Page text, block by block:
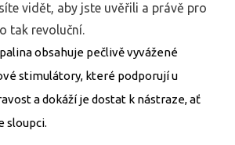
vidět, aby jste uvěřili a právě pro
tak revoluční.
obsahuje pečlivě vyvážené
stimulátory, které podporují u
a dokáží je dostat k nástraze, ať
sloupci.